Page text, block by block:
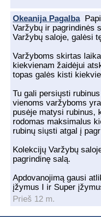
Okeanija Pagalba
Varžybų ir pagrindinės
Varžybų saloje, galėsi
Varžyboms skirtas
kiekvienam žaidėjui
topas galės kisti
Tu gali persiųsti
vienoms varžyboms
pusėje matysi rubinus,
rodomas maksimalus
rubinų siųsti atgal į
Kolekcijų Varžybų
pagrindinę salą.
Apdovanojimą gausi
įžymus I ir Super
Prieš 12 m.